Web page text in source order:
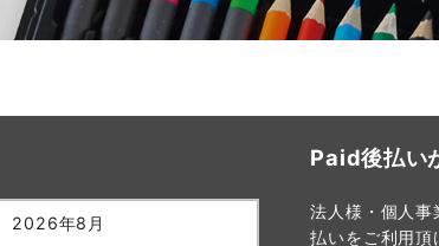
2026年8月
Paid後払い
法人様・個人事
払いをご利用頂